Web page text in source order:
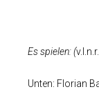
Es spielen: (
Unten: Florian